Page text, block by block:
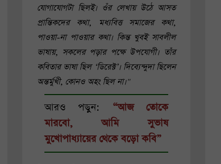
যোগাযোগটা ছিলই। ওঁর লেখায় উঠে আসত
প্রান্তিকদের কথা, মধ্যবিত্ত সমাজের কথা,
পাওয়া-না পাওয়ার কথা। কিন্ত খুবই সাবলীল
ভাষায়, সকলের পড়ার পক্ষে উপযোগী। তাঁর
কবিতার ভাষা ছিল ‘ডিরেক্ট’। দিব্যেন্দুদা ছিলেন
অন্তর্মুখী, কোনও অহং ছিল না।"
আরও পড়ুন: “আজ তোকে
মারবো, আমি সুভাষ
মুখোপাধ্যায়ের থেকে বড়ো কবি”